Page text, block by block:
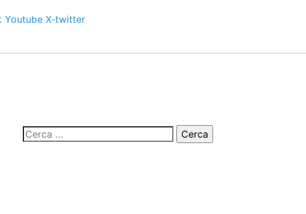
Youtube X-twitter